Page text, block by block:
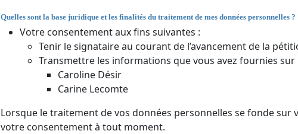
Quelles sont la base juridique et les finalités du traitement de mes données personnelles ?
Votre consentement aux fins suivantes :
Tenir le signataire au courant de l’avancement de la
Transmettre les informations que vous avez fournies
Caroline Désir
Carine Lecomte
Lorsque le traitement de vos données personnelles se fonde
votre consentement à tout moment.